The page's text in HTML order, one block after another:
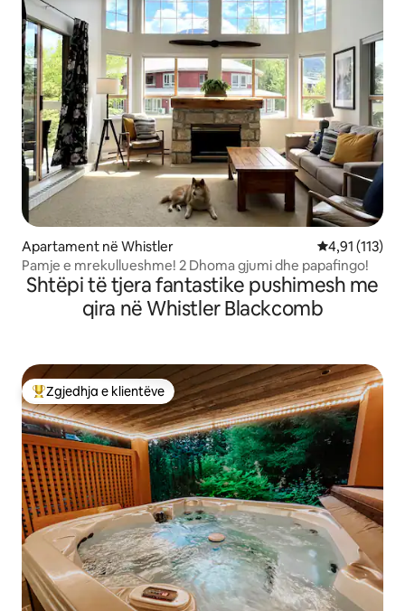
Apartament në Whistler Vlerësimi
4,91 (113)
Pamje e mrekullueshme! 2 Dhoma gjumi dhe papafingo!
Shtëpi të tjera fantastike pushimesh me
qira në Whistler Blackcomb
Më të mirat e zgjedhjeve të klientëve
Zgjedhja e klientëve